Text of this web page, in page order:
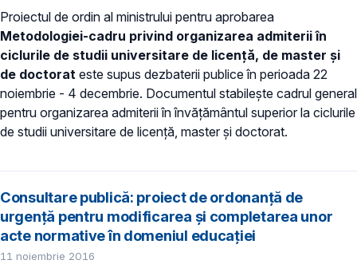
Proiectul de ordin al ministrului pentru aprobarea
Metodologiei-cadru privind organizarea admiterii în
ciclurile de studii universitare de licență, de master și
de doctorat este supus dezbaterii publice în perioada 22
noiembrie - 4 decembrie. Documentul stabileşte cadrul general
pentru organizarea admiterii în învățământul superior la ciclurile
de studii universitare de licenţă, master şi doctorat.
Consultare publică: proiect de ordonanță de
urgență pentru modificarea și completarea unor
acte normative în domeniul educației
11 noiembrie 2016